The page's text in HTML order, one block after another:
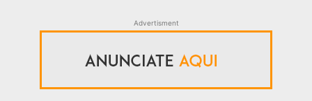
Advertisment